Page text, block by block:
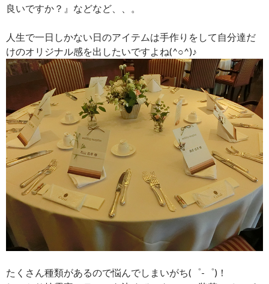
良いですか？』などなど、、。
人生で一日しかない日のアイテムは手作りをして自分達だ
けのオリジナル感を出したいですよね(^○^)♪
たくさん種類があるので悩んでしまいがち(゜-゜)！